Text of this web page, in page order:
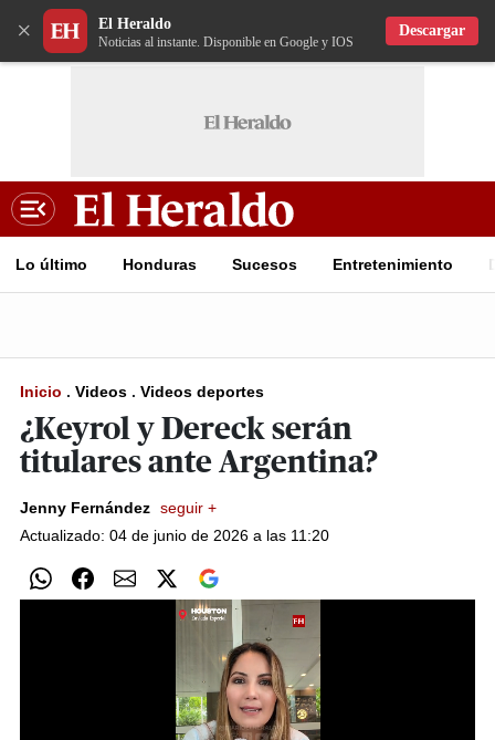
× El Heraldo
Noticias al instante. Disponible en Google y IOS
Descargar
Lo último Honduras Sucesos Entretenimiento
Inicio . Videos . Videos deportes
¿Keyrol y Dereck serán
titulares ante Argentina?
Jenny Fernández seguir +
Actualizado: 04 de junio de 2026 a las 11:20